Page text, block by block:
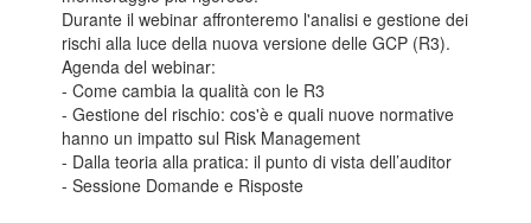
Durante il webinar affronteremo l'analisi e gestione dei
rischi alla luce della nuova versione delle GCP (R3).
Agenda del webinar:
- Come cambia la qualità con le R3
- Gestione del rischio: cos'è e quali nuove normative
hanno un impatto sul Risk Management
- Dalla teoria alla pratica: il punto di vista dell’auditor
- Sessione Domande e Risposte